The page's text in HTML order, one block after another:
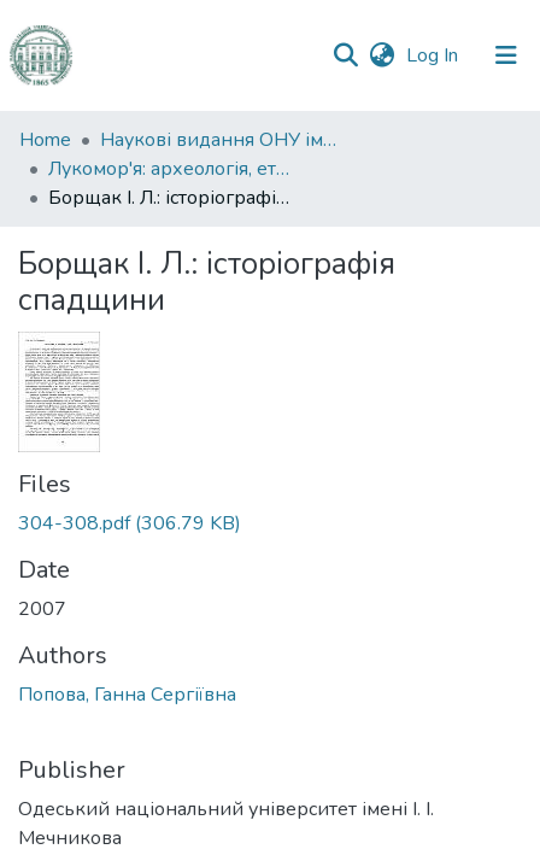
Log In (current)
Communities
&
Collections
Statistics
Home
Наукові видання ОНУ імені І. І. Мечникова
Лукомор'я: археологія, етнологія, історія Північно-Західного Причорномор'я
Борщак I. Л.: історіографія спадщини
Борщак I. Л.: історіографія
спадщини
Files
304-308.pdf(306.79 KB)
Date
2007
Authors
Попова, Ганна Сергіївна
Publisher
Одеський національний університет імені І. І.
Мечникова